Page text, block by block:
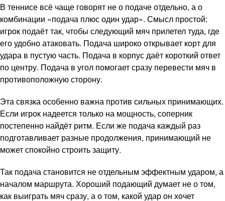
В теннисе всё чаще говорят не о подаче отдельно, а о
комбинации «подача плюс один удар». Смысл простой:
игрок подаёт так, чтобы следующий мяч прилетел туда, где
его удобно атаковать. Подача широко открывает корт для
удара в пустую часть. Подача в корпус даёт короткий ответ
по центру. Подача в угол помогает сразу перевести мяч в
противоположную сторону.
Эта связка особенно важна против сильных принимающих.
Если игрок надеется только на мощность, соперник
постепенно найдёт ритм. Если же подача каждый раз
подготавливает разные продолжения, принимающий не
может спокойно строить защиту.
Так подача становится не отдельным эффектным ударом, а
началом маршрута. Хороший подающий думает не о том,
как выиграть мяч сразу, а о том, какой удар он хочет